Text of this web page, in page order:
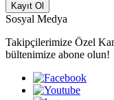
Kayıt Ol
Sosyal Medya
Takipçilerimize Özel
bültenimize abone olun!